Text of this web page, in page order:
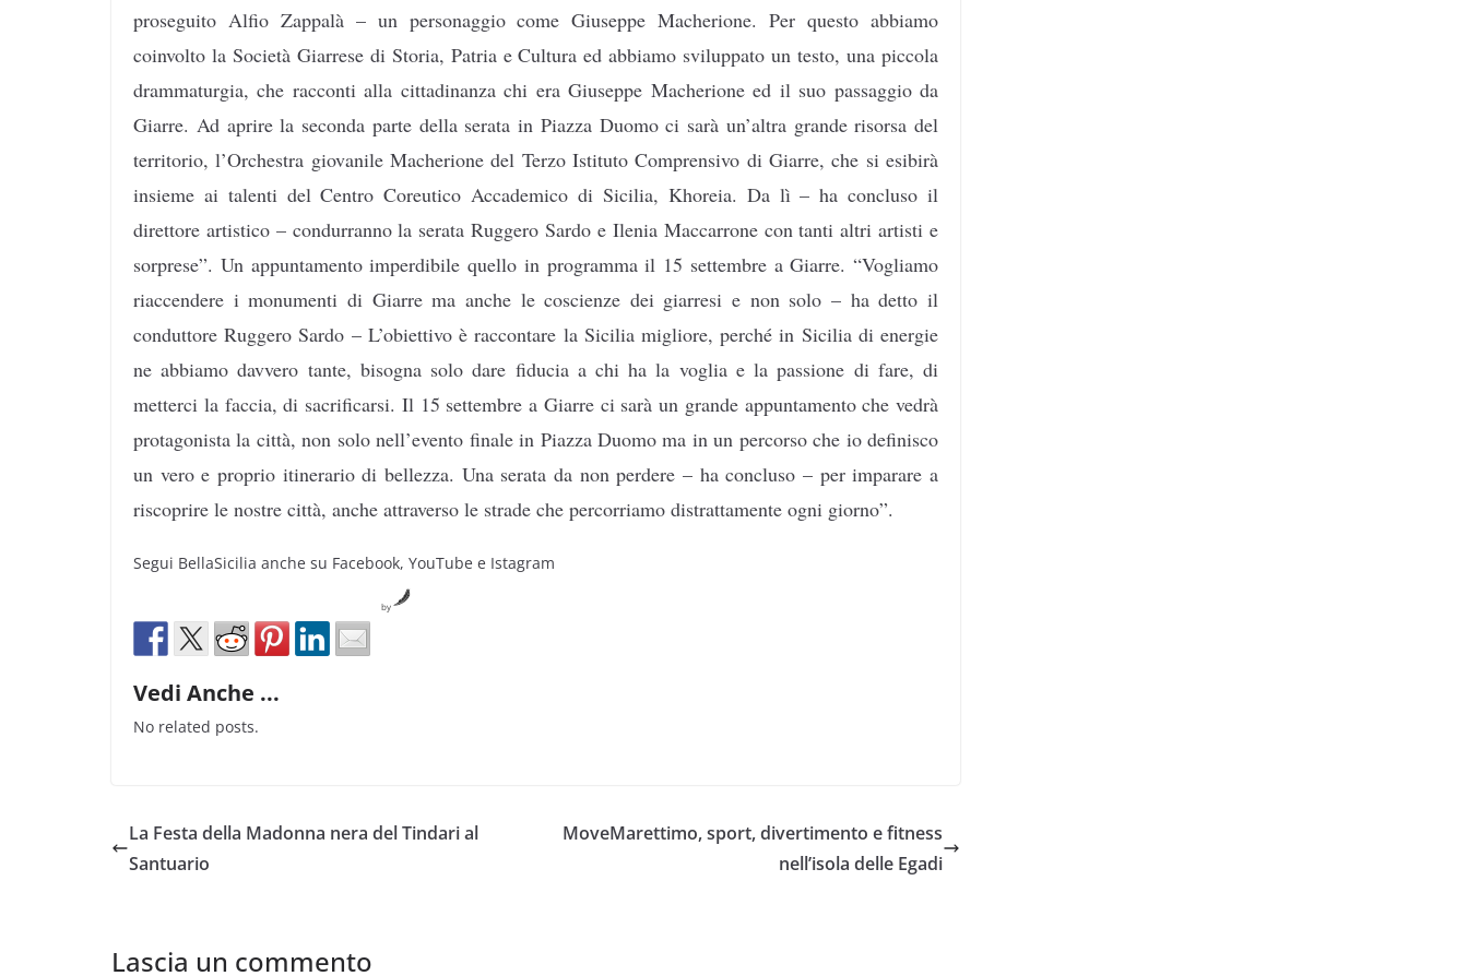
proseguito Alfio Zappalà – un personaggio come Giuseppe Macherione. Per questo abbiamo
coinvolto la Società Giarrese di Storia, Patria e Cultura ed abbiamo sviluppato un testo, una piccola
drammaturgia, che racconti alla cittadinanza chi era Giuseppe Macherione ed il suo passaggio da
Giarre. Ad aprire la seconda parte della serata in Piazza Duomo ci sarà un’altra grande risorsa del
territorio, l’Orchestra giovanile Macherione del Terzo Istituto Comprensivo di Giarre, che si esibirà
insieme ai talenti del Centro Coreutico Accademico di Sicilia, Khoreia. Da lì – ha concluso il
direttore artistico – condurranno la serata Ruggero Sardo e Ilenia Maccarrone con tanti altri artisti e
sorprese”. Un appuntamento imperdibile quello in programma il 15 settembre a Giarre. “Vogliamo
riaccendere i monumenti di Giarre ma anche le coscienze dei giarresi e non solo – ha detto il
conduttore Ruggero Sardo – L’obiettivo è raccontare la Sicilia migliore, perché in Sicilia di energie
ne abbiamo davvero tante, bisogna solo dare fiducia a chi ha la voglia e la passione di fare, di
metterci la faccia, di sacrificarsi. Il 15 settembre a Giarre ci sarà un grande appuntamento che vedrà
protagonista la città, non solo nell’evento finale in Piazza Duomo ma in un percorso che io definisco
un vero e proprio itinerario di bellezza. Una serata da non perdere – ha concluso – per imparare a
riscoprire le nostre città, anche attraverso le strade che percorriamo distrattamente ogni giorno”.
Segui BellaSicilia anche su Facebook, YouTube e Istagram
by
Vedi Anche ...
No related posts.
La Festa della Madonna nera del Tindari al
Santuario
MoveMarettimo, sport, divertimento e fitness
nell’isola delle Egadi
Lascia un commento